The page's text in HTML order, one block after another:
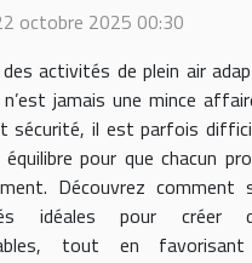
octobre 2025 00:30
des activités de plein air
jamais une mince
sécurité, il est parfois
pour que chacun
Découvrez comment
idéales pour créer
tout en